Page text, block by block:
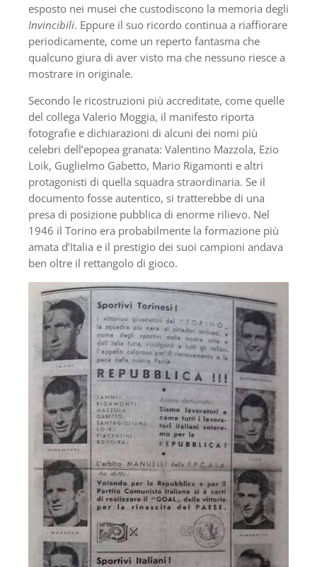
esposto nei musei che custodiscono la memoria degli
Invincibili. Eppure il suo ricordo continua a riaffiorare
periodicamente, come un reperto fantasma che
qualcuno giura di aver visto ma che nessuno riesce a
mostrare in originale.
Secondo le ricostruzioni più accreditate, come quelle
del collega Valerio Moggia, il manifesto riporta
fotografie e dichiarazioni di alcuni dei nomi più
celebri dell’epopea granata: Valentino Mazzola, Ezio
Loik, Guglielmo Gabetto, Mario Rigamonti e altri
protagonisti di quella squadra straordinaria. Se il
documento fosse autentico, si tratterebbe di una
presa di posizione pubblica di enorme rilievo. Nel
1946 il Torino era probabilmente la formazione più
amata d’Italia e il prestigio dei suoi campioni andava
ben oltre il rettangolo di gioco.